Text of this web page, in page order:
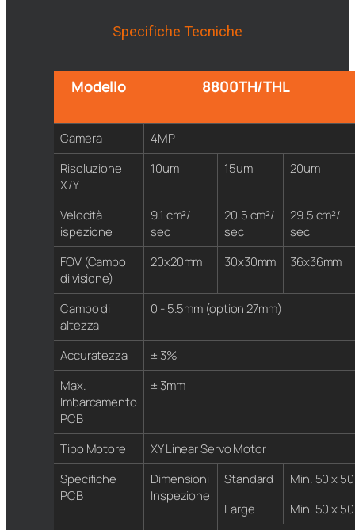
Specifiche Tecniche
Modello 8800TH/THL
Camera
4MP
Risoluzione
X/Y
10um 15um 20um
Velocità
ispezione
9.1 cm²/
sec
20.5 cm²/
sec
29.5 cm²/
sec
FOV (Campo
di visione)
20x20mm 30x30mm 36x36mm
Campo di
altezza
0 - 5.5mm (option 27mm)
Accuratezza
± 3%
Max.
Imbarcamento
PCB
± 3mm
Tipo Motore
XY Linear Servo Motor
Specifiche
PCB
Dimensioni
Inspezione
Standard
Min. 50 x
Large
Min. 50 x